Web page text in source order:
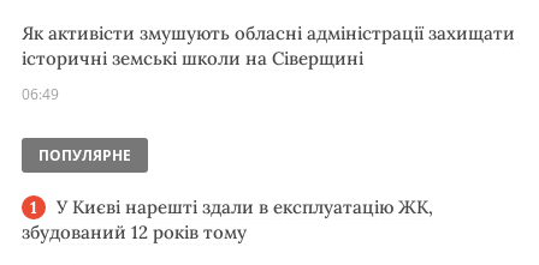
Як активісти змушують обласні адміністрації захищати
історичні земські школи на Сіверщині
06:49
ПОПУЛЯРНЕ
У Києві нарешті здали в експлуатацію ЖК,
збудований 12 років тому